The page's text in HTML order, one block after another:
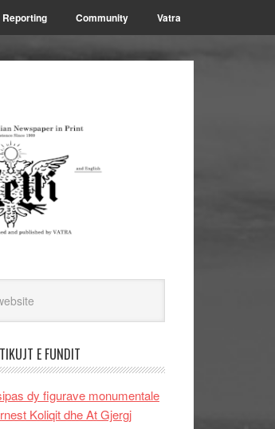
Reporting Community Vatra
E FUNDIT
dy figurave monumentale
Koliqit dhe At Gjergj